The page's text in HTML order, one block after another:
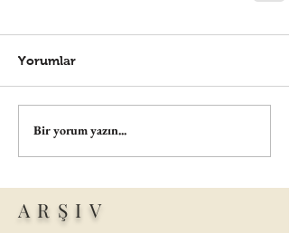
Yorumlar
Bir yorum yazın...
ARŞIV